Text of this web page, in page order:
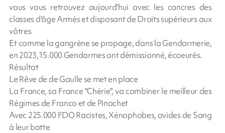
vous vous retrouvez aujourd'hui avec les cancres des
classes d'âge Armés et disposant de Droits supérieurs aux
vôtres
Et comme la gangrène se propage, dans la Gendarmerie,
en 2023,15.000 Gendarmes ont démissionné, écoeurés.
Résultat
Le Rêve de de Gaulle se met en place
La France, sa France "Chérie", va combiner le meilleur des
Régimes de Franco et de Pinochet
Avec 225.000 FDO Racistes, Xénophobes, avides de Sang
à leur botte